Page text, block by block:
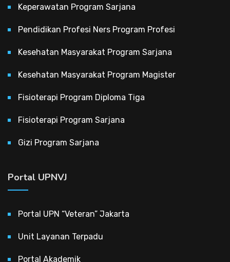
Keperawatan Program Sarjana
Pendidikan Profesi Ners Program Profesi
Kesehatan Masyarakat Program Sarjana
Kesehatan Masyarakat Program Magister
Fisioterapi Program Diploma Tiga
Fisioterapi Program Sarjana
Gizi Program Sarjana
Portal UPNVJ
Portal UPN “Veteran” Jakarta
Unit Layanan Terpadu
Portal Akademik